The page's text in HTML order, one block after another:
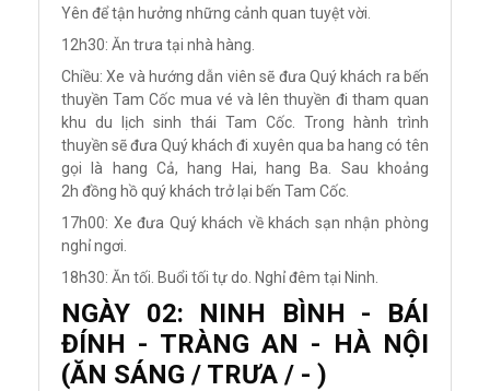
Yên để tận hưởng những cảnh quan tuyệt vời.
12h30: Ăn trưa tại nhà hàng.
Chiều: Xe và hướng dẫn viên sẽ đưa Quý khách ra bến
thuyền Tam Cốc mua vé và lên thuyền đi tham quan
khu du lịch sinh thái Tam Cốc. Trong hành trình
thuyền sẽ đưa Quý khách đi xuyên qua ba hang có tên
gọi là hang Cả, hang Hai, hang Ba. Sau khoảng
2h đồng hồ quý khách trở lại bến Tam Cốc.
17h00: Xe đưa Quý khách về khách sạn nhận phòng
nghỉ ngơi.
18h30: Ăn tối. Buổi tối tự do. Nghỉ đêm tại Ninh.
NGÀY 02: NINH BÌNH - BÁI
ĐÍNH - TRÀNG AN - HÀ NỘI
(ĂN SÁNG / TRƯA / - )